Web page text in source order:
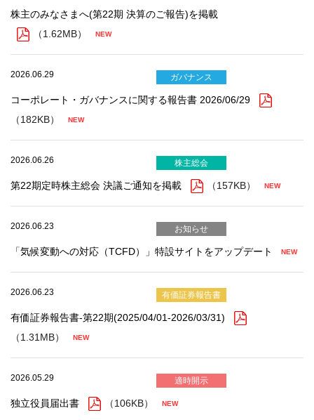
（1.62MB）
2026.06.29 ガバナンス
コーポレート・ガバナンスに関する報告書 2026/06/29
（182KB）
2026.06.26 株主総会
第22期定時株主総会 決議ご通知を掲載 （157KB）
2026.06.23 お知らせ
「気候変動への対応（TCFD）」特設サイトをアップデート
2026.06.23 有価証券報告書
有価証券報告書-第22期(2025/04/01-2026/03/31)
（1.31MB）
2026.05.29 適時開示
独立役員届出書 （106KB）